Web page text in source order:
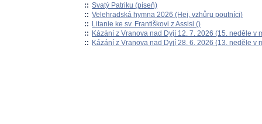
:: Svatý Patriku (píseň)
:: Velehradská hymna 2026 (Hej, vzhůru poutníci)
:: Litanie ke sv. Františkovi z Assisi ()
:: Kázání z Vranova nad Dyjí 12. 7. 2026 (15. neděle v
:: Kázání z Vranova nad Dyjí 28. 6. 2026 (13. neděle v